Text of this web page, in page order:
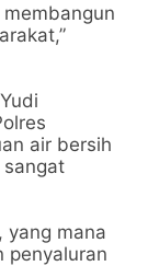
air bersih
sangat
yang mana
penyaluran